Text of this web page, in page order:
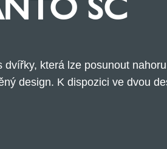
která lze posunout
design. K dispozici ve dvou